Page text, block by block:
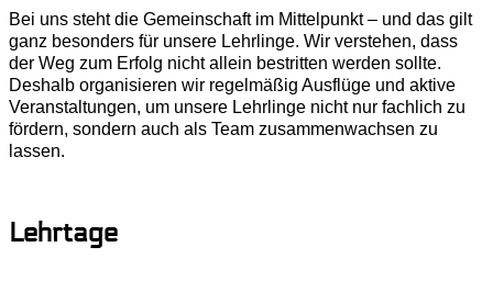
Bei uns steht die Gemeinschaft im Mittelpunkt – und das gilt
ganz besonders für unsere Lehrlinge. Wir verstehen, dass
der Weg zum Erfolg nicht allein bestritten werden sollte.
Deshalb organisieren wir regelmäßig Ausflüge und aktive
Veranstaltungen, um unsere Lehrlinge nicht nur fachlich zu
fördern, sondern auch als Team zusammenwachsen zu
lassen.
Lehrtage